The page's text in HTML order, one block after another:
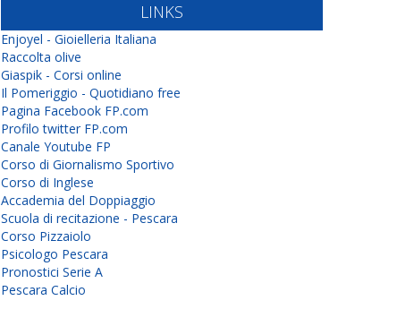
LINKS
Enjoyel - Gioielleria Italiana
Raccolta olive
Giaspik - Corsi online
Il Pomeriggio - Quotidiano free
Pagina Facebook FP.com
Profilo twitter FP.com
Canale Youtube FP
Corso di Giornalismo Sportivo
Corso di Inglese
Accademia del Doppiaggio
Scuola di recitazione - Pescara
Corso Pizzaiolo
Psicologo Pescara
Pronostici Serie A
Pescara Calcio